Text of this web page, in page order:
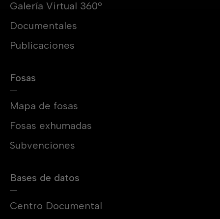
Galería Virtual 360º
Documentales
Publicaciones
Fosas
Mapa de fosas
Fosas exhumadas
Subvenciones
Bases de datos
Centro Documental